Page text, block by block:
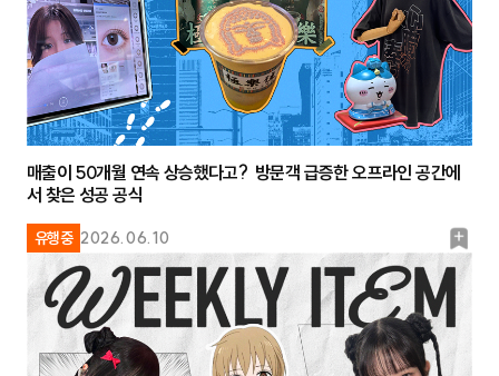
유행중 2026.06.10
북
마
크
매출이 50개월 연속 상승했다고? 방문객 급증한 오프라인 공간에
서 찾은 성공 공식